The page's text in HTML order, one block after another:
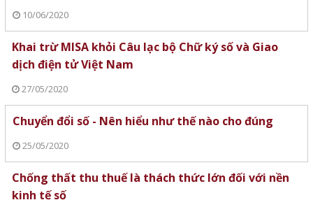
10/06/2020
Khai trừ MISA khỏi Câu lạc bộ Chữ ký số và Giao
dịch điện tử Việt Nam
27/05/2020
Chuyển đổi số - Nên hiểu như thế nào cho đúng
25/05/2020
Chống thất thu thuế là thách thức lớn đối với nền
kinh tế số